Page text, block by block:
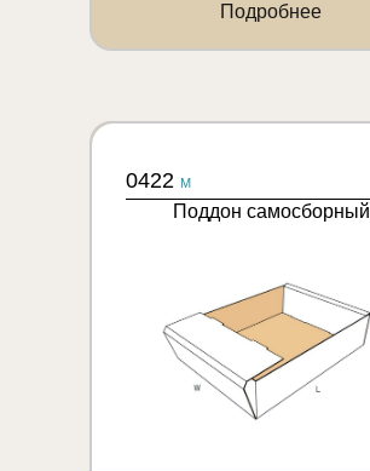
Подробнее
0422 M
Поддон самосборный